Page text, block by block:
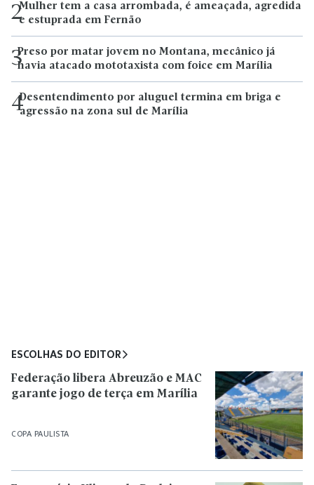
2Mulher tem a casa arrombada, é ameaçada, agredida
e estuprada em Fernão
3Preso por matar jovem no Montana, mecânico já
havia atacado mototaxista com foice em Marília
4Desentendimento por aluguel termina em briga e
agressão na zona sul de Marília
ESCOLHAS DO EDITOR
COPA PAULISTA
Federação libera Abreuzão e MAC
garante jogo de terça em Marília